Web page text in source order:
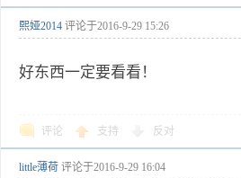
熙娅2014 评论于2016-9-29 15:26
好东西一定要看看！
评论 支持 反对
little薄荷 评论于2016-9-29 16:04